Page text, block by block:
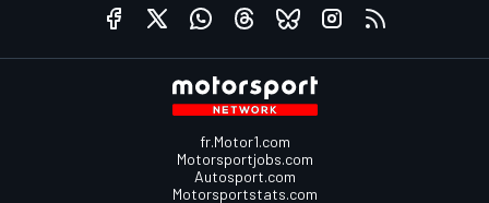
fr.Motor1.com
Motorsportjobs.com
Autosport.com
Motorsportstats.com